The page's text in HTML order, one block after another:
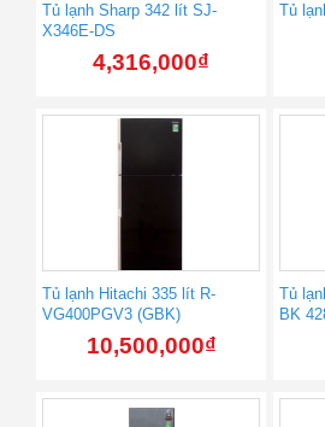
Tủ lạnh Sharp 342 lít SJ-
X346E-DS
4,316,000₫
Tủ
Tủ lạnh Hitachi 335 lít R-
VG400PGV3 (GBK)
10,500,000₫
Tủ
BK